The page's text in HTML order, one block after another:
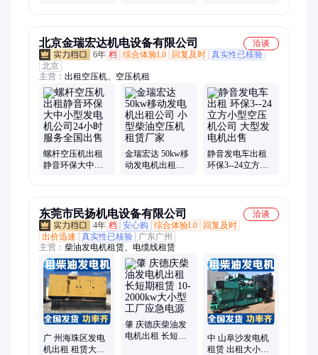
北京金瑞宏达机电设备有限公司
洽谈
6年 档 综合体验L0 回复及时 真实性已核验
北京
主营： 出租空压机、空压机租
螺杆空压机出租
静音环保大中小
金瑞宏达 50kw移
动发电机出租公
静音发电车出租
环保3--24立方小
东莞市民扬机电设备有限公司
洽谈
4年 档 安心购 综合体验L0
回复及时
出价迅速
真实性已核验
广东广州
主营： 柴油发电机租赁、电缆线租赁
广 州海珠区发电
机出租 租赁大小
肇 庆德庆柴油发
电机出租 长短期
中 山阜沙发电机
租赁 出租大小型